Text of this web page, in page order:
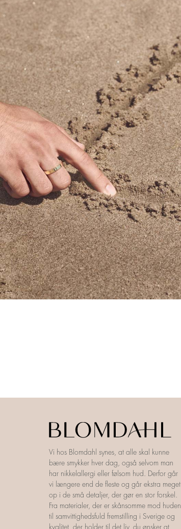
Vi hos Blomdahl synes, at alle skal kunne
bære smykker hver dag, også selvom man
har nikkelallergi eller følsom hud. Derfor går
vi længere end de fleste og går ekstra meget
op i de små detaljer, der gør en stor forskel.
Fra materialer, der er skånsomme mod huden
til samvittighedsfuld fremstilling i Sverige og
kvalitet, der holder til det liv, du ønsker at